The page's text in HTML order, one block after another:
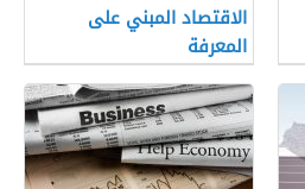
الاقتصاد المبني على
المعرفة